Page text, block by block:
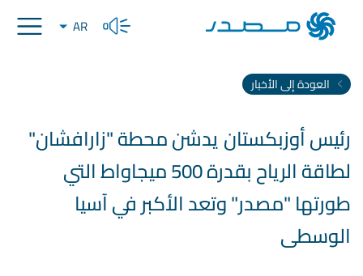
AR
العودة إلى الأخبار
رئيس أوزبكستان يدشن محطة "زارافشان"
لطاقة الرياح بقدرة 500 ميجاواط التي
طورتها "مصدر" وتعد الأكبر في آسيا
الوسطى